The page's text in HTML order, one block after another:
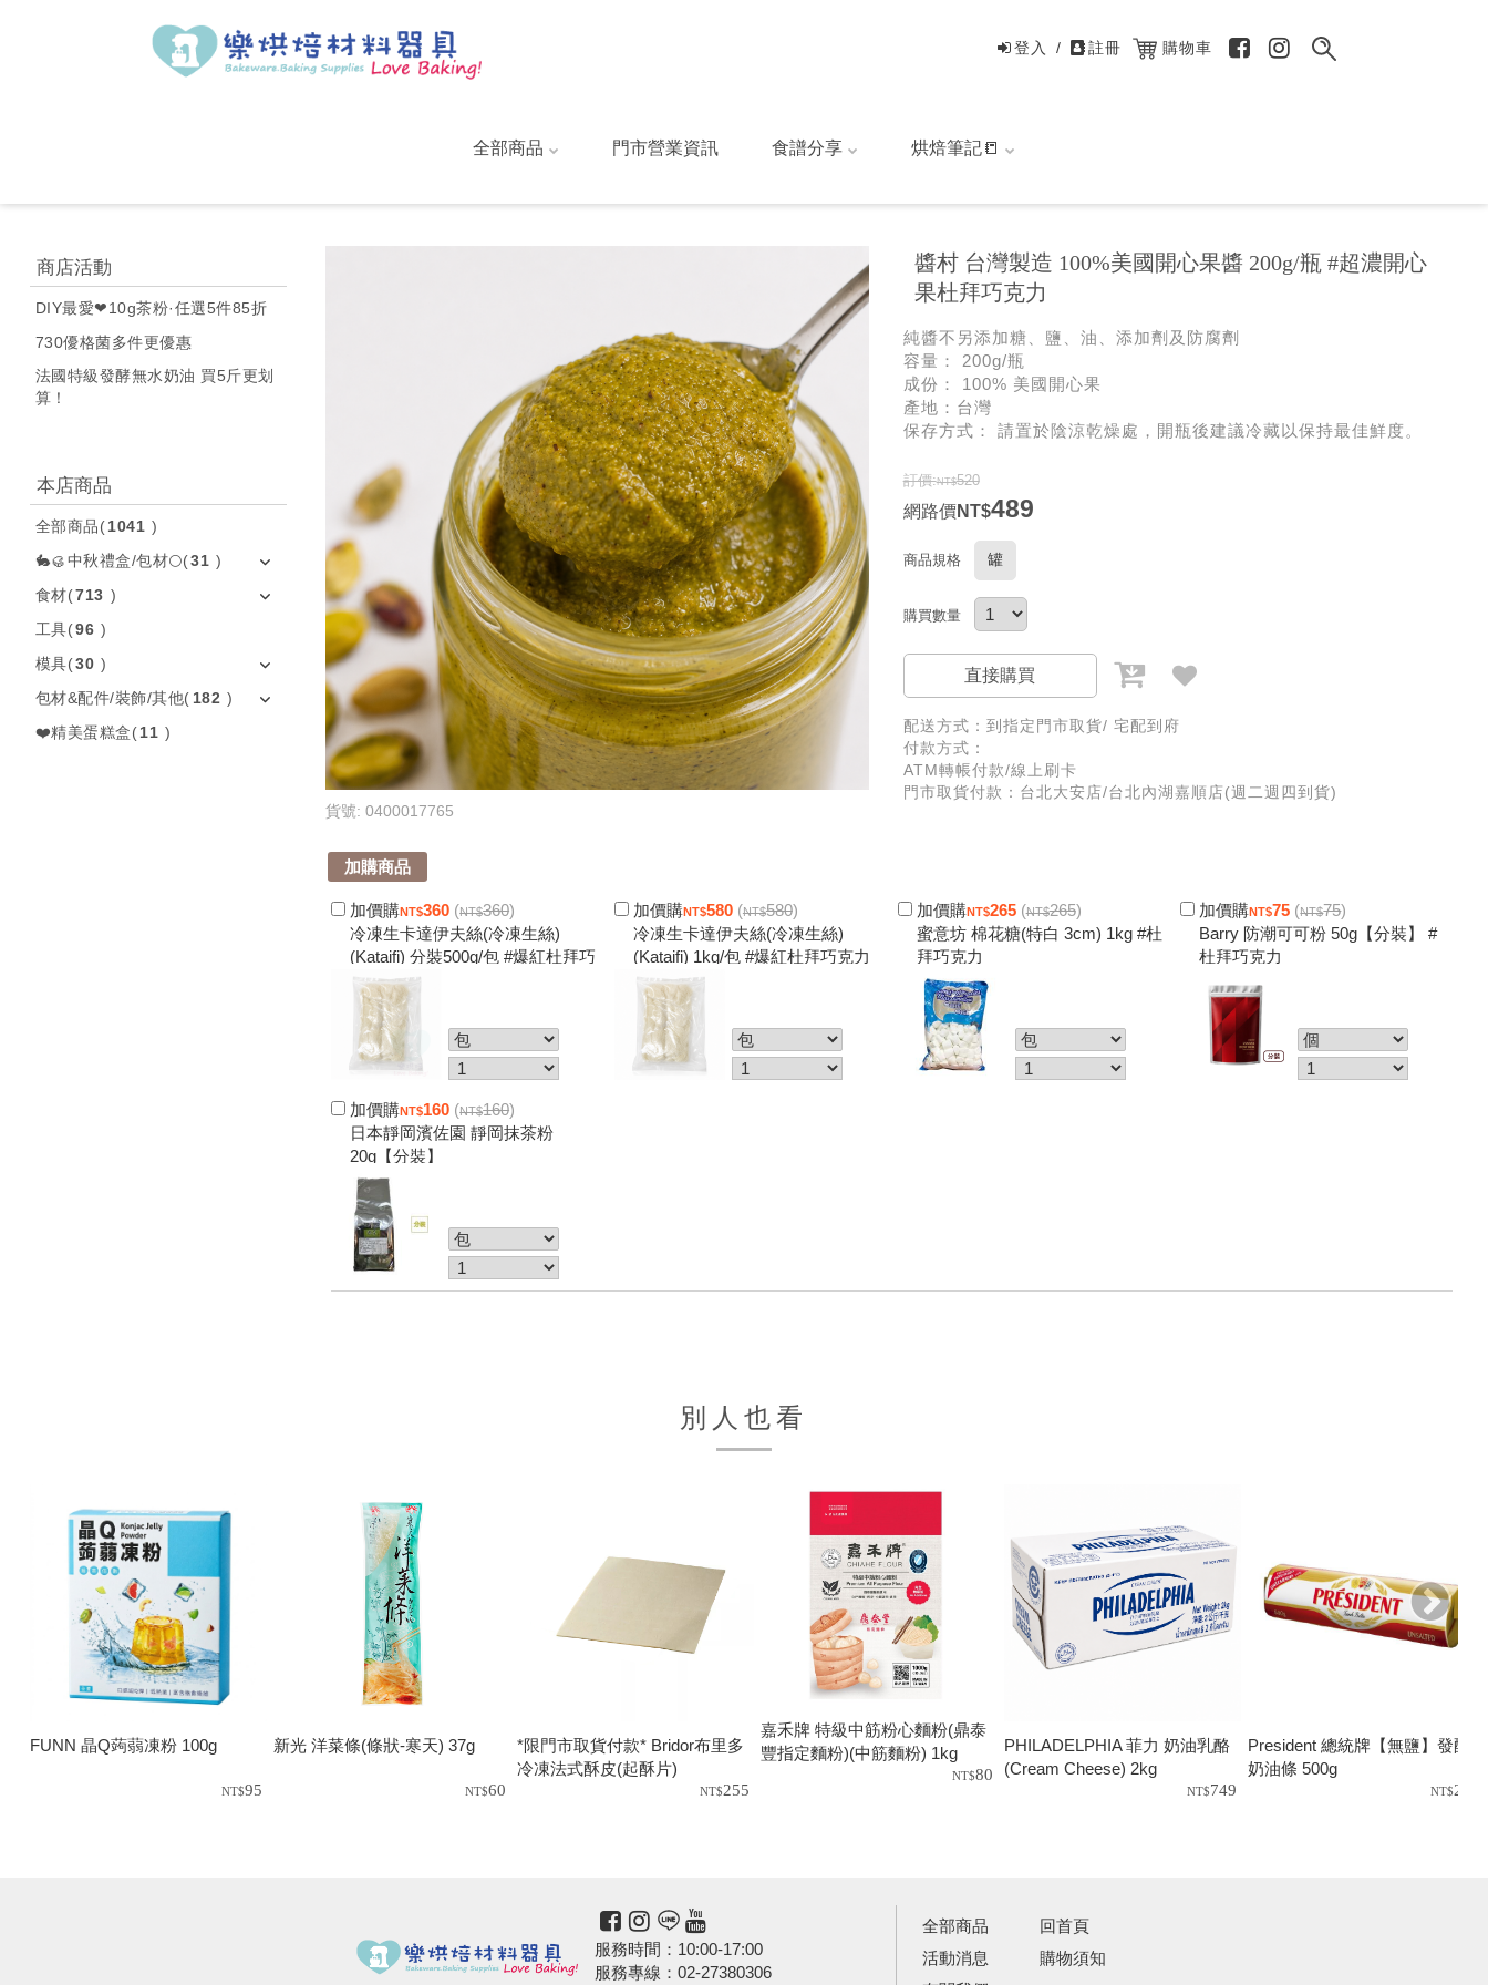
登入 / 註冊 購物車
全部商品 門市營業資訊 食譜分享 烘焙筆記📒
商店活動
DIY最愛❤10g茶粉·任選5件85折
730優格菌多件更優惠
法國特級發酵無水奶油 買5斤更划
算！
本店商品
全部商品(1041 )
🐇🥮中秋禮盒/包材🌕(31 )
食材(713 )
工具(96 )
模具(30 )
包材&配件/裝飾/其他( 182 )
❤️精美蛋糕盒(11 )
貨號: 0400017765
醬村 台灣製造 100%美國開心果醬 200g/瓶 #超濃開心
果杜拜巧克力
純醬不另添加糖、鹽、油、添加劑及防腐劑
容量： 200g/瓶
成份： 100% 美國開心果
產地：台灣
保存方式： 請置於陰涼乾燥處，開瓶後建議冷藏以保持最佳鮮度。
訂價: 520
網路價 489
商品規格 罐
購買數量
直接購買
配送方式：到指定門市取貨/ 宅配到府
付款方式：
ATM轉帳付款/線上刷卡
門市取貨付款：台北大安店/台北內湖嘉順店(週二週四到貨)
加購商品
加價購 360 ( 360)
冷凍生卡達伊夫絲(冷凍生絲)
(Kataifi) 分裝500g/包 #爆紅杜拜巧
克力酥脆內餡原料
加價購 580( 580)
冷凍生卡達伊夫絲(冷凍生絲)
(Kataifi) 1kg/包 #爆紅杜拜巧克力
酥脆內餡原料
加價購 265( 265)
蜜意坊 棉花糖(特白 3cm) 1kg #杜
拜巧克力
加價購 75 ( 75)
Barry 防潮可可粉 50g【分裝】 #
杜拜巧克力
加價購 160 ( 160)
日本靜岡濱佐園 靜岡抹茶粉
20g【分裝】
別人也看
FUNN 晶Q蒟蒻凍粉 100g
95
新光 洋菜條(條狀-寒天) 37g
60
*限門市取貨付款* Bridor布里多
冷凍法式酥皮(起酥片)
(280*380mm)300g/片 Bridor Puff
255
嘉禾牌 特級中筋粉心麵粉(鼎泰
豐指定麵粉)(中筋麵粉) 1kg
80
PHILADELPHIA 菲力 奶油乳酪
(Cream Cheese) 2kg
749
President 總統牌【無鹽】發酵
奶油條 500g
269
服務時間：10:00-17:00
服務專線：02-27380306
全部商品
活動消息
回首頁
購物須知